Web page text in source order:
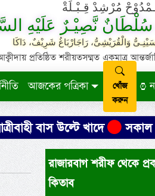
مُرْشِدْ قِـبْـلَةْ
نَّصِيْـرٌ عَلَيْهِ
وَالْقُرَيْشِىُّ، رَاجَارْبَاغُ شَرِيْفٌ، دَاكَا
প্রতিষ্ঠিত শরীয়তসম্মত একমাত্র
আজকের পত্রিকা
খোঁজ
করুন
উল্টে খাদে সকাল ৯টার
রাজারবাগ শরীফ থেকে
কিতাব